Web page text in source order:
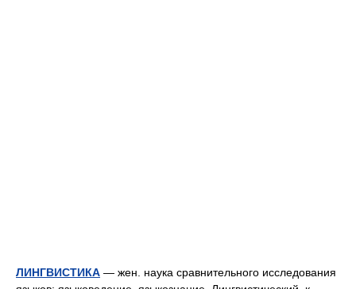
ЛИНГВИСТИКА — жен. наука сравнительного исследования